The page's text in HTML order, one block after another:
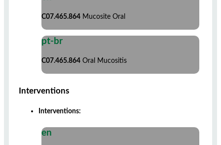
C07.465.864 Mucosite Oral
pt-br
C07.465.864 Oral Mucositis
Interventions
Interventions:
en